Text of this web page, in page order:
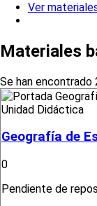
Ver
Materiales
Se han encontrado
Unidad Didáctica
Geografía de
0
Pendiente de